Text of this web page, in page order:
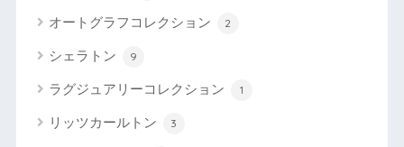
オートグラフコレクション 2
シェラトン 9
ラグジュアリーコレクション 1
リッツカールトン 3